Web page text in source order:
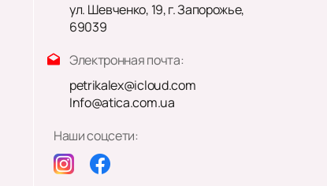
ул. Шевченко, 19, г. Запорожье,
69039
Электронная почта:
petrikalex@icloud.com
Info@atica.com.ua
Наши соцсети: